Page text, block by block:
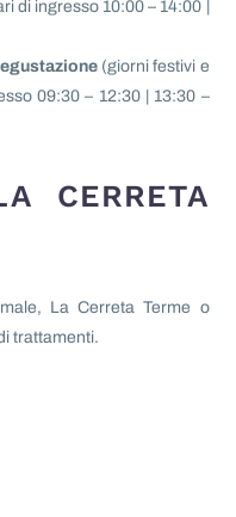
di ingresso 10:00 – 14:00 |
(giorni festivi e
09:30 – 12:30 | 13:30 –
CERRETA
La Cerreta Terme o
trattamenti.